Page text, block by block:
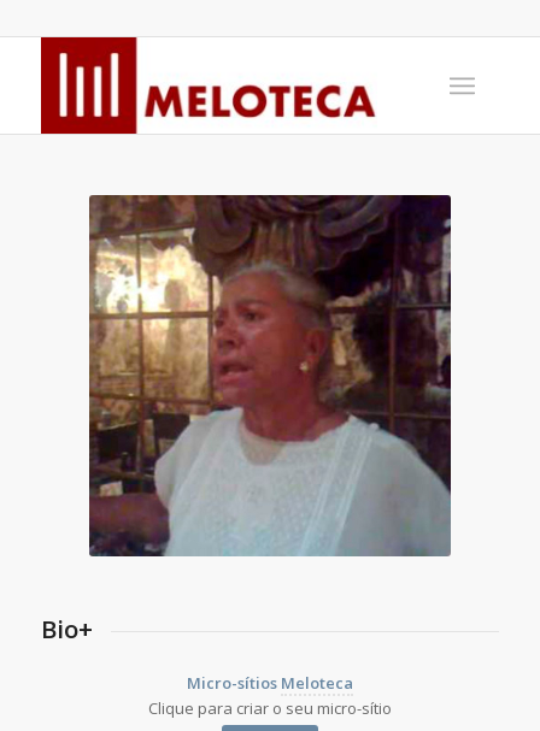
Bio+
Micro-sítios Meloteca
Clique para criar o seu micro-sítio